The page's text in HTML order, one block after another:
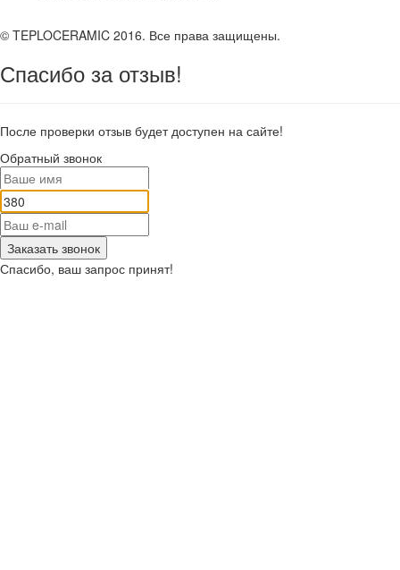
© TEPLOCERAMIC 2016. Все права защищены.
Спасибо за отзыв!
После проверки отзыв будет доступен на сайте!
Обратный звонок
Заказать звонок
Спасибо, ваш запрос принят!